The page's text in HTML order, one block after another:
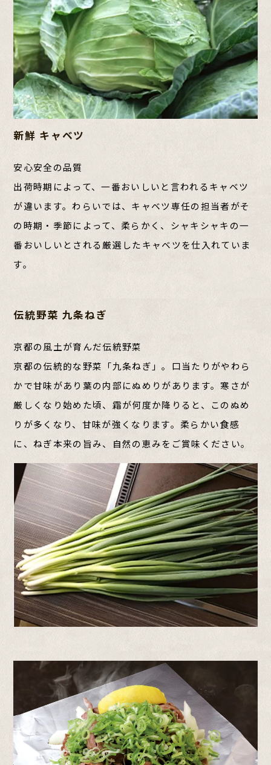
新鮮 キャベツ
安心安全の品質
出荷時期によって、一番おいしいと言われるキャベツ
が違います。わらいでは、キャベツ専任の担当者がそ
の時期・季節によって、柔らかく、シャキシャキの一
番おいしいとされる厳選したキャベツを仕入れていま
す。
伝統野菜 九条ねぎ
京都の風土が育んだ伝統野菜
京都の伝統的な野菜「九条ねぎ」。口当たりがやわら
かで甘味があり葉の内部にぬめりがあります。寒さが
厳しくなり始めた頃、霜が何度か降りると、このぬめ
りが多くなり、甘味が強くなります。柔らかい食感
に、ねぎ本来の旨み、自然の恵みをご賞味ください。